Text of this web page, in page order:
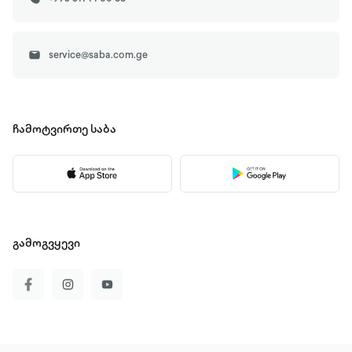
service@saba.com.ge
ჩამოტვირთე საბა
გამოგვყევი